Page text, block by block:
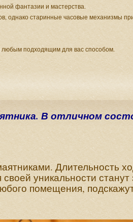
фантазии и мастерства.
однако старинные часовые механизмы
любым подходящим для вас способом.
В отличном
Длительность
уникальности
помещения,